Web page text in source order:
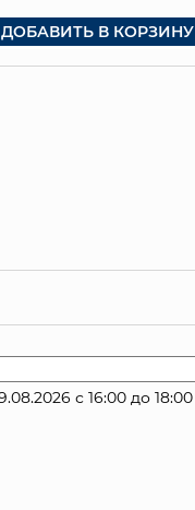
ДОБАВИТЬ В КОРЗИНУ
с 16:00 до 18:00